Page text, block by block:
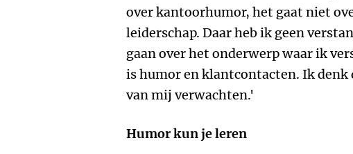
over kantoorhumor, het gaat niet
leiderschap. Daar heb ik geen
gaan over het onderwerp waar ik
is humor en klantcontacten. Ik denk
van mij verwachten.'
Humor kun je leren